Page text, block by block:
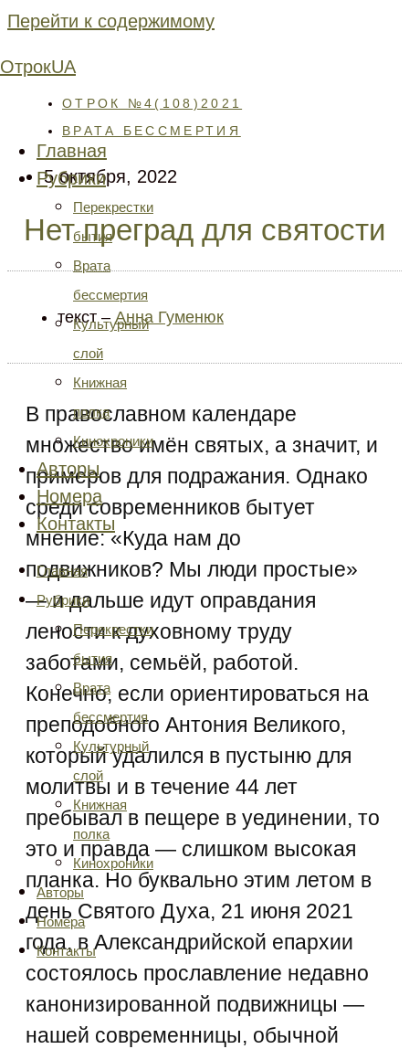
Перейти к содержимому
ОтрокUA
Главная
Рубрики
Перекрестки
бытия
Врата
бессмертия
Культурный
слой
Книжная
полка
Кинохроники
Авторы
Номера
Контакты
Главная
Рубрики
Перекрестки
бытия
Врата
бессмертия
Культурный
слой
Книжная
полка
Кинохроники
Авторы
Номера
Контакты
ОТРОК №4(108)2021
ВРАТА БЕССМЕРТИЯ
5 октября, 2022
Нет преград для святости
текст – Анна Гуменюк
В православном календаре
множество имён святых, а значит, и
примеров для подражания. Однако
среди современников бытует
мнение: «Куда нам до
подвижников? Мы люди простые»
— и дальше идут оправдания
лености к духовному труду
заботами, семьёй, работой.
Конечно, если ориентироваться на
преподобного Антония Великого,
который удалился в пустыню для
молитвы и в течение 44 лет
пребывал в пещере в уединении, то
это и правда — слишком высокая
планка. Но буквально этим летом в
день Святого Духа, 21 июня 2021
года, в Александрийской епархии
состоялось прославление недавно
канонизированной подвижницы —
нашей современницы, обычной